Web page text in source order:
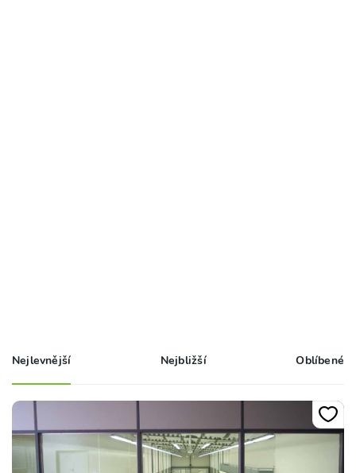
Nejlevnější Nejbližší Oblíbené